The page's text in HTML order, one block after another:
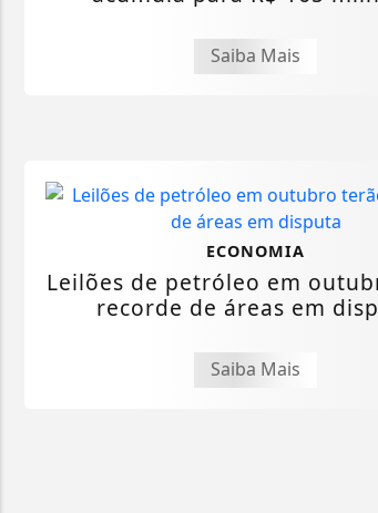
Saiba Mais
ECONOMIA
Leilões de petróleo em
recorde de áreas em
Saiba Mais